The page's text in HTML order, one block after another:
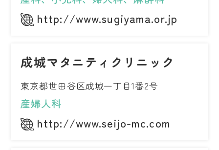
http://www.sugiyama.or.jp
成城マタニティクリニック
東京都世田谷区成城一丁目1番2号
産婦人科
http://www.seijo-mc.com